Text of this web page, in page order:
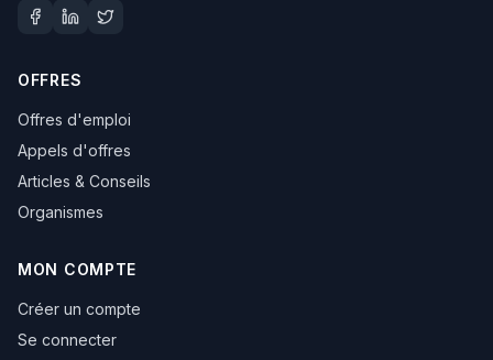
OFFRES
Offres d'emploi
Appels d'offres
Articles & Conseils
Organismes
MON COMPTE
Créer un compte
Se connecter